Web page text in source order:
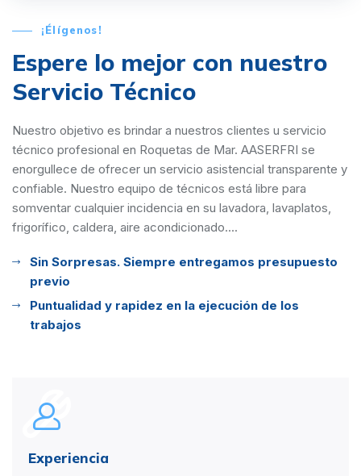
¡Élígenos!
Espere lo mejor con nuestro
Servicio Técnico
Nuestro objetivo es brindar a nuestros clientes u servicio
técnico profesional en Roquetas de Mar. AASERFRI se
enorgullece de ofrecer un servicio asistencial transparente y
confiable. Nuestro equipo de técnicos está libre para
somventar cualquier incidencia en su lavadora, lavaplatos,
frigorífico, caldera, aire acondicionado....
Sin Sorpresas. Siempre entregamos presupuesto
previo
Puntualidad y rapidez en la ejecución de los
trabajos
Experiencia